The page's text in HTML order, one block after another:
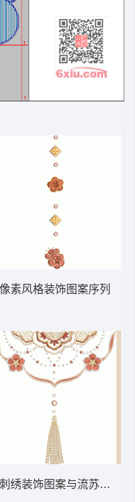
毛巾绣
像素风格装饰图案序列
刺绣装饰图案与流苏吊坠